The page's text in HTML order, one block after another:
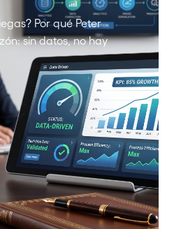
Por qué Peter
sin datos, no hay